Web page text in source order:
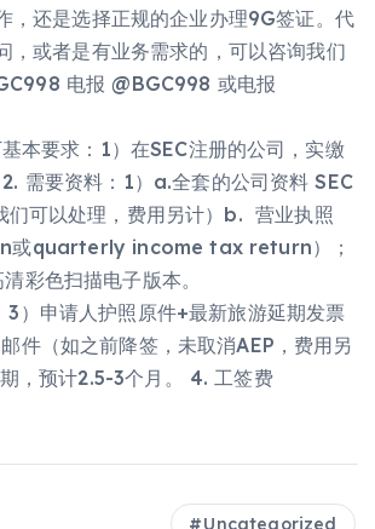
，还是选择正规的企业办理9G签证。代
，或者是有业务需求的，可以咨询我们
电报 @BGC998 或电报
本要求：1）在SEC注册的公司，实缴
需要资料：1）a.全套的公司资料 SEC
可以处理，费用另计）b. 营业执照
或quarterly income tax return）；
彩色扫描电子版本。
）申请人护照原件+最新旅游延期发票
件（如之前降签，未取消AEP，费用另
，预计2.5-3个月。 4. 工签费
Uncategorized